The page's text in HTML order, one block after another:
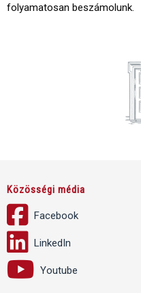
folyamatosan beszámolunk.
Közösségi média
Facebook
LinkedIn
Youtube